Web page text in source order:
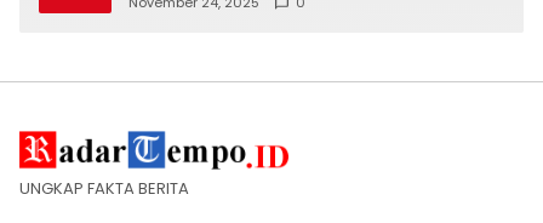
UNGKAP FAKTA BERITA